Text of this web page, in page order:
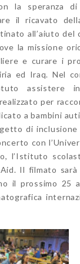
la speranza
il ricavato
all’aiuto del
la missione
e curare i
ed Iraq. Nel
assistere
per
a bambini
di
con
l’Istituto
Aid. Il filmato
il prossimo 25